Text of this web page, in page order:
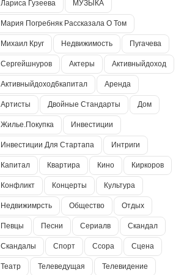
Лариса Гузеева МУЗЫКА
Мария Погребняк Рассказала О Том
Михаил Круг Недвижимость Пугачева
Сергейшнуров Актеры Активныйдоход
Активныйдоход6капитал Аренда
Артисты Двойные Стандарты Дом
Жилье.покупка Инвестиции
Инвестиции Для Стартапа Интриги
Капитал Квартира Кино Киркоров
Конфликт Концерты Культура
Недвижимрсть Общество Отдых
Певцы Песни Сериалв Скандал
Скандалы Спорт Ссора Сцена
Театр Телеведущая Телевидение